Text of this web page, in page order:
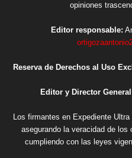
opiniones
Editor responsable:
Reserva de Derechos al Uso
Editor y Director
Los firmantes en Expediente
asegurando la veracidad de
cumpliendo con las leyes